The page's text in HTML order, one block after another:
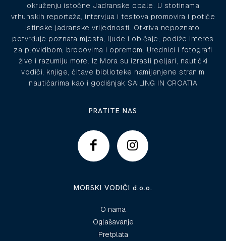
okruženju istočne Jadranske obale. U stotinama
vrhunskih reportaža, intervjua i testova promovira i potiče
istinske jadranske vrijednosti. Otkriva nepoznato,
potvrđuje poznata mjesta, ljude i običaje, podiže interes
za plovidbom, brodovima i opremom. Urednici i fotografi
žive i razumiju more. Iz Mora su izrasli peljari, nautički
vodiči, knjige, čitave biblioteke namijenjene stranim
nautičarima kao i godišnjak SAILING IN CROATIA
PRATITE NAS
MORSKI VODIČI d.o.o.
O nama
Oglašavanje
Pretplata